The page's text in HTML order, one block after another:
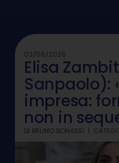
03/06/2026
Elisa
Sanpaolo):
impresa:
non in
DI BRUNO BONASSI